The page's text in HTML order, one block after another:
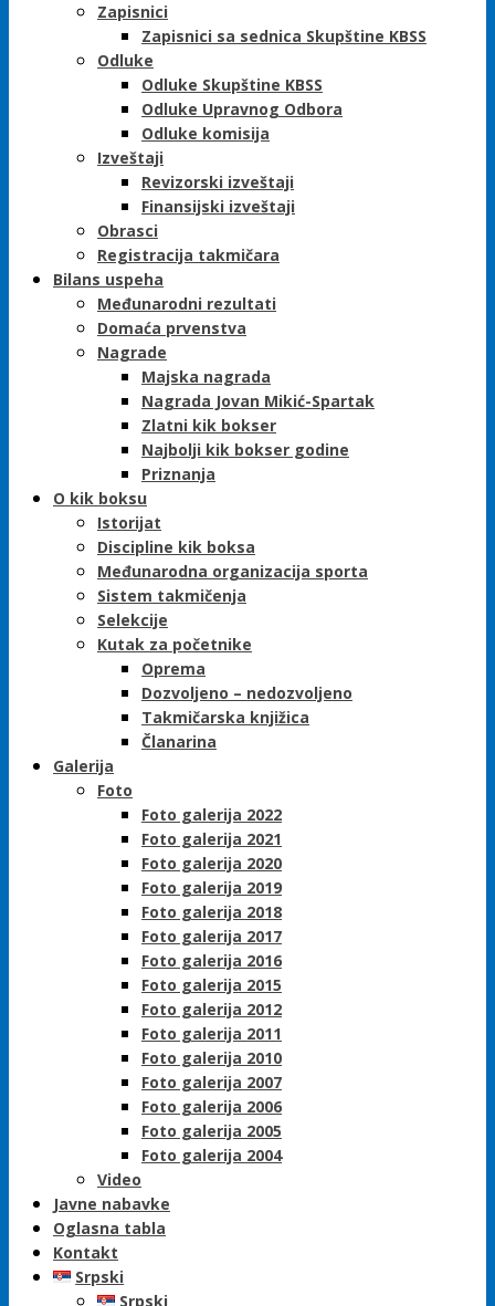
Zapisnici
Zapisnici sa sednica Skupštine KBSS
Odluke
Odluke Skupštine KBSS
Odluke Upravnog Odbora
Odluke komisija
Izveštaji
Revizorski izveštaji
Finansijski izveštaji
Obrasci
Registracija takmičara
Bilans uspeha
Međunarodni rezultati
Domaća prvenstva
Nagrade
Majska nagrada
Nagrada Jovan Mikić-Spartak
Zlatni kik bokser
Najbolji kik bokser godine
Priznanja
O kik boksu
Istorijat
Discipline kik boksa
Međunarodna organizacija sporta
Sistem takmičenja
Selekcije
Kutak za početnike
Oprema
Dozvoljeno – nedozvoljeno
Takmičarska knjižica
Članarina
Galerija
Foto
Foto galerija 2022
Foto galerija 2021
Foto galerija 2020
Foto galerija 2019
Foto galerija 2018
Foto galerija 2017
Foto galerija 2016
Foto galerija 2015
Foto galerija 2012
Foto galerija 2011
Foto galerija 2010
Foto galerija 2007
Foto galerija 2006
Foto galerija 2005
Foto galerija 2004
Video
Javne nabavke
Oglasna tabla
Kontakt
Srpski
Srpski